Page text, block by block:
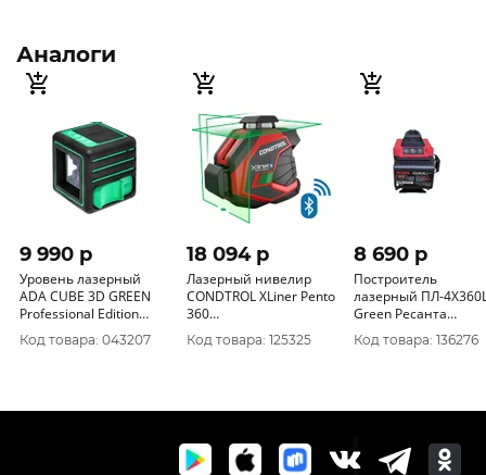
Аналоги
9 990 p
Уровень лазерный
ADA CUBE 3D GREEN
Professional Edition
А00545
Код товара: 043207
18 094 p
Лазерный нивелир
CONDTROL XLiner Pento
360
(10702070/061023/3410640/2,
Китай)
Код товара: 125325
8 690 p
Построитель
лазерный ПЛ-
Green Ресанта
61/10/545
Код товара: 136276